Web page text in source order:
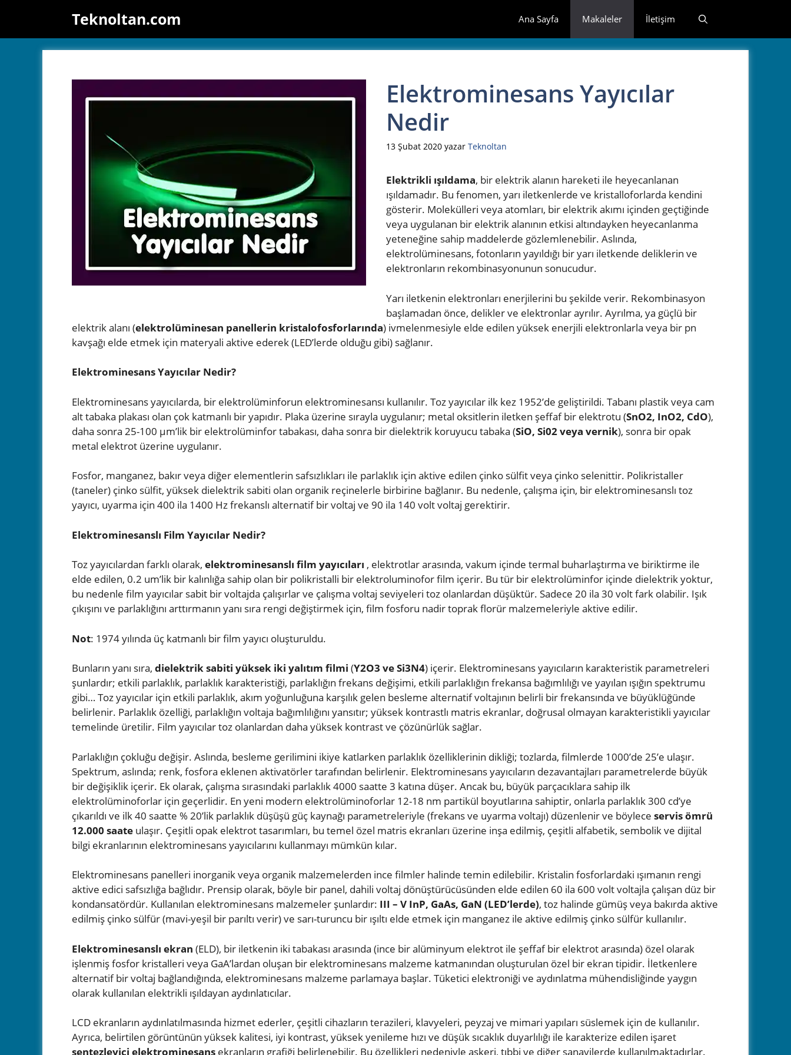
Teknoltan.com Ana Sayfa Makaleler İletişim
Elektrominesans Yayıcılar
Nedir
13 Şubat 2020 yazar Teknoltan
Elektrikli ışıldama, bir elektrik alanın hareketi ile heyecanlanan
ışıldamadır. Bu fenomen, yarı iletkenlerde ve kristalloforlarda kendini
gösterir. Molekülleri veya atomları, bir elektrik akımı içinden geçtiğinde
veya uygulanan bir elektrik alanının etkisi altındayken heyecanlanma
yeteneğine sahip maddelerde gözlemlenebilir. Aslında,
elektrolüminesans, fotonların yayıldığı bir yarı iletkende deliklerin ve
elektronların rekombinasyonunun sonucudur.
Yarı iletkenin elektronları enerjilerini bu şekilde verir. Rekombinasyon
başlamadan önce, delikler ve elektronlar ayrılır. Ayrılma, ya güçlü bir
elektrik alanı (elektrolüminesan panellerin kristalofosforlarında) ivmelenmesiyle elde edilen yüksek enerjili elektronlarla veya bir pn
kavşağı elde etmek için materyali aktive ederek (LED’lerde olduğu gibi) sağlanır.
Elektrominesans Yayıcılar Nedir?
Elektrominesans yayıcılarda, bir elektrolüminforun elektrominesansı kullanılır. Toz yayıcılar ilk kez 1952’de geliştirildi. Tabanı plastik veya cam
alt tabaka plakası olan çok katmanlı bir yapıdır. Plaka üzerine sırayla uygulanır; metal oksitlerin iletken şeffaf bir elektrotu (SnO2, InO2, CdO),
daha sonra 25-100 μm’lik bir elektrolüminfor tabakası, daha sonra bir dielektrik koruyucu tabaka (SiO, Si02 veya vernik), sonra bir opak
metal elektrot üzerine uygulanır.
Fosfor, manganez, bakır veya diğer elementlerin safsızlıkları ile parlaklık için aktive edilen çinko sülfit veya çinko selenittir. Polikristaller
(taneler) çinko sülfit, yüksek dielektrik sabiti olan organik reçinelerle birbirine bağlanır. Bu nedenle, çalışma için, bir elektrominesanslı toz
yayıcı, uyarma için 400 ila 1400 Hz frekanslı alternatif bir voltaj ve 90 ila 140 volt voltaj gerektirir.
Elektrominesanslı Film Yayıcılar Nedir?
Toz yayıcılardan farklı olarak, elektrominesanslı film yayıcıları , elektrotlar arasında, vakum içinde termal buharlaştırma ve biriktirme ile
elde edilen, 0.2 um’lik bir kalınlığa sahip olan bir polikristalli bir elektroluminofor film içerir. Bu tür bir elektrolüminfor içinde dielektrik yoktur,
bu nedenle film yayıcılar sabit bir voltajda çalışırlar ve çalışma voltaj seviyeleri toz olanlardan düşüktür. Sadece 20 ila 30 volt fark olabilir. Işık
çıkışını ve parlaklığını arttırmanın yanı sıra rengi değiştirmek için, film fosforu nadir toprak florür malzemeleriyle aktive edilir.
Not: 1974 yılında üç katmanlı bir film yayıcı oluşturuldu.
Bunların yanı sıra, dielektrik sabiti yüksek iki yalıtım filmi (Y2O3 ve Si3N4) içerir. Elektrominesans yayıcıların karakteristik parametreleri
şunlardır; etkili parlaklık, parlaklık karakteristiği, parlaklığın frekans değişimi, etkili parlaklığın frekansa bağımlılığı ve yayılan ışığın spektrumu
gibi… Toz yayıcılar için etkili parlaklık, akım yoğunluğuna karşılık gelen besleme alternatif voltajının belirli bir frekansında ve büyüklüğünde
belirlenir. Parlaklık özelliği, parlaklığın voltaja bağımlılığını yansıtır; yüksek kontrastlı matris ekranlar, doğrusal olmayan karakteristikli yayıcılar
temelinde üretilir. Film yayıcılar toz olanlardan daha yüksek kontrast ve çözünürlük sağlar.
Parlaklığın çokluğu değişir. Aslında, besleme gerilimini ikiye katlarken parlaklık özelliklerinin dikliği; tozlarda, filmlerde 1000’de 25’e ulaşır.
Spektrum, aslında; renk, fosfora eklenen aktivatörler tarafından belirlenir. Elektrominesans yayıcıların dezavantajları parametrelerde büyük
bir değişiklik içerir. Ek olarak, çalışma sırasındaki parlaklık 4000 saatte 3 katına düşer. Ancak bu, büyük parçacıklara sahip ilk
elektrolüminoforlar için geçerlidir. En yeni modern elektrolüminoforlar 12-18 nm partikül boyutlarına sahiptir, onlarla parlaklık 300 cd’ye
çıkarıldı ve ilk 40 saatte % 20’lik parlaklık düşüşü güç kaynağı parametreleriyle (frekans ve uyarma voltajı) düzenlenir ve böylece servis ömrü
12.000 saate ulaşır. Çeşitli opak elektrot tasarımları, bu temel özel matris ekranları üzerine inşa edilmiş, çeşitli alfabetik, sembolik ve dijital
bilgi ekranlarının elektrominesans yayıcılarını kullanmayı mümkün kılar.
Elektrominesans panelleri inorganik veya organik malzemelerden ince filmler halinde temin edilebilir. Kristalin fosforlardaki ışımanın rengi
aktive edici safsızlığa bağlıdır. Prensip olarak, böyle bir panel, dahili voltaj dönüştürücüsünden elde edilen 60 ila 600 volt voltajla çalışan düz bir
kondansatördür. Kullanılan elektrominesans malzemeler şunlardır: III – V InP, GaAs, GaN (LED’lerde), toz halinde gümüş veya bakırda aktive
edilmiş çinko sülfür (mavi-yeşil bir parıltı verir) ve sarı-turuncu bir ışıltı elde etmek için manganez ile aktive edilmiş çinko sülfür kullanılır.
Elektrominesanslı ekran (ELD), bir iletkenin iki tabakası arasında (ince bir alüminyum elektrot ile şeffaf bir elektrot arasında) özel olarak
işlenmiş fosfor kristalleri veya GaA’lardan oluşan bir elektrominesans malzeme katmanından oluşturulan özel bir ekran tipidir. İletkenlere
alternatif bir voltaj bağlandığında, elektrominesans malzeme parlamaya başlar. Tüketici elektroniği ve aydınlatma mühendisliğinde yaygın
olarak kullanılan elektrikli ışıldayan aydınlatıcılar.
LCD ekranların aydınlatılmasında hizmet ederler, çeşitli cihazların terazileri, klavyeleri, peyzaj ve mimari yapıları süslemek için de kullanılır.
Ayrıca, belirtilen görüntünün yüksek kalitesi, iyi kontrast, yüksek yenileme hızı ve düşük sıcaklık duyarlılığı ile karakterize edilen işaret
sentezleyici elektrominesans ekranların grafiği belirlenebilir. Bu özellikleri nedeniyle askeri, tıbbi ve diğer sanayilerde kullanılmaktadırlar.